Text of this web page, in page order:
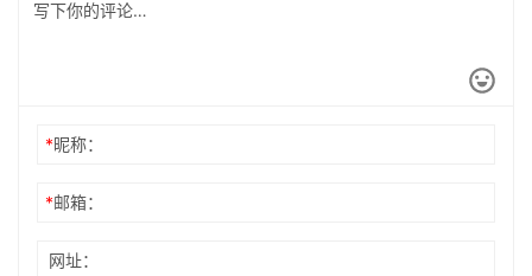
*昵称：
*邮箱：
网址：